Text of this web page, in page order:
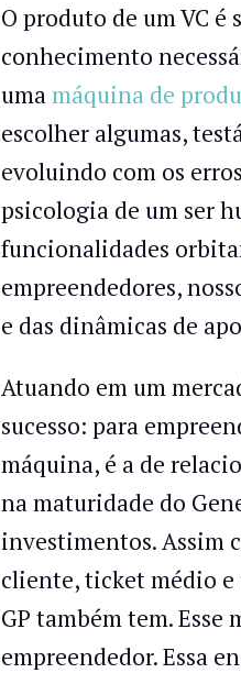
O produto de um VC é
conhecimento
umamáquina de
escolher algumas,
evoluindo com os
psicologia de um ser
funcionalidades
empreendedores,
e das dinâmicas de
Atuando em um
sucesso: para
máquina, é a de
na maturidade do
investimentos. Assim
cliente, ticket médio e
GP também tem. Esse
empreendedor. Essa